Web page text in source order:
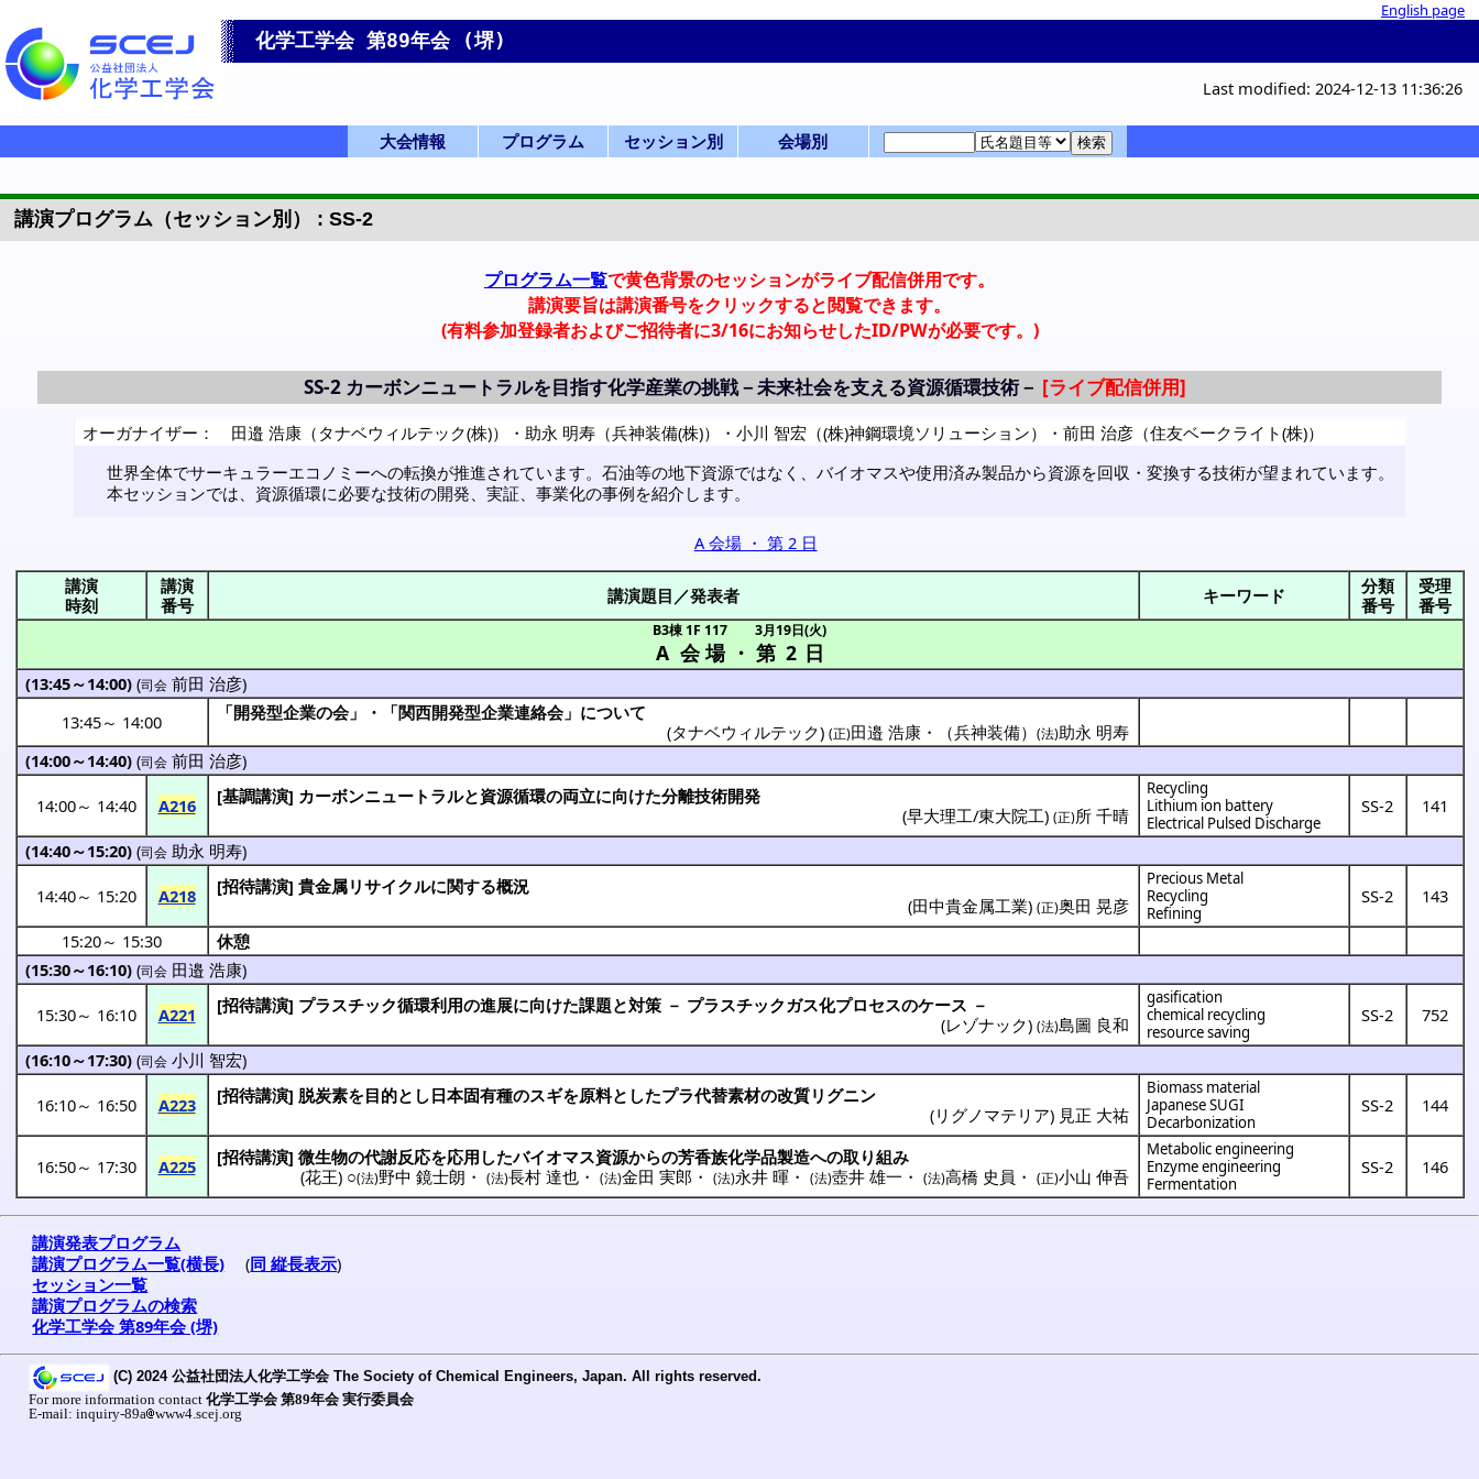
English page
化学工学会 第89年会 (堺)
Last modified: 2024-12-13 11:36:26
大会情報
L
プログラム
u
セッション別
ー)
ム
会場別
講演プログラム（セッション別） : SS-2
プログラム一覧で黄色背景のセッションがライブ配信併用です。
講演要旨は講演番号をクリックすると閲覧できます。
(有料参加登録者およびご招待者に3/16にお知らせしたID/PWが必要です。)
SS-2 カーボンニュートラルを目指す化学産業の挑戦－未来社会を支える資源循環技術－
オーガナイザー： 田邉 浩康（タナベウィルテック(株)） ・ 助永 明寿（兵神装備(株)） ・ 小川 智宏（(株)神鋼環境ソリューション） ・ 前田 治彦（住友ベークライト(株)）
世界全体でサーキュラーエコノミーへの転換が推進されています。石油等の地下資源ではなく、バイオマスや使用済み製品から資源を回収・変換する技術が望まれています。
本セッションでは、資源循環に必要な技術の開発、実証、事業化の事例を紹介します。
A 会場 ・ 第 2 日
講演
時刻
講演
番号
講演題目／発表者 キーワード
分類
番号
受理
番号
A 会場
B3棟 1F 117
・ 第 2 日
3月19日(火)
(13:45～14:00)(司会 前田 治彦)
13:45～ 14:00
「開発型企業の会」・「関西開発型企業連絡会」について
(タナベウィルテック)(正)田邉 浩康 ・ （兵神装備）(法)助永 明寿
(14:00～14:40)(司会 前田 治彦)
14:00～ 14:40 A216 [基調講演] カーボンニュートラルと資源循環の両立に向けた分離技術開発
(早大理工/東大院工)(正)所 千晴
Recycling
Lithium ion battery
Electrical Pulsed Discharge
SS-2 141
(14:40～15:20)(司会 助永 明寿)
14:40～ 15:20 A218 [招待講演] 貴金属リサイクルに関する概況
(田中貴金属工業)(正)奥田 晃彦
Precious Metal
Recycling
Refining
SS-2 143
15:20～ 15:30
休憩
(15:30～16:10)(司会 田邉 浩康)
15:30～ 16:10 A221 [招待講演] プラスチック循環利用の進展に向けた課題と対策－ プラスチックガス化プロセスのケース －
(レゾナック)(法)島圖 良和
gasification
chemical recycling
resource saving
SS-2 752
(16:10～17:30)(司会 小川 智宏)
16:10～ 16:50 A223 [招待講演] 脱炭素を目的とし日本固有種のスギを原料としたプラ代替素材の改質リグニン
(リグノマテリア) 見正 大祐
Biomass material
Japanese SUGI
Decarbonization
SS-2 144
16:50～ 17:30 A225 [招待講演] 微生物の代謝反応を応用 したバイオマス資源からの芳香族化学品製造への取り組み
(花王) ○(法)野中 鏡士朗 ・(法)長村 達也 ・(法)金田 実郎 ・(法)永井 暉 ・(法)壺井 雄一 ・(法)高橋 史員 ・(正)小山 伸吾
Metabolic engineering
Enzyme engineering
Fermentation
SS-2 146
講演発表プログラム
講演プログラム一覧(横長) (同 縦長表示)
セッション一覧
講演プログラムの検索
化学工学会 第89年会 (堺)
(C) 2024 公益社団法人化学工学会 The Society of Chemical Engineers, Japan. All rights reserved.
For more information contact 化学工学会 第89年会 実行委員会
E-mail: inquiry-89a www4.scej.org